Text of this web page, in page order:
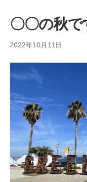
〇〇の秋
2022年10月11日